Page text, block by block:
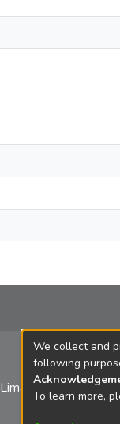
We collect and
following
To learn more,